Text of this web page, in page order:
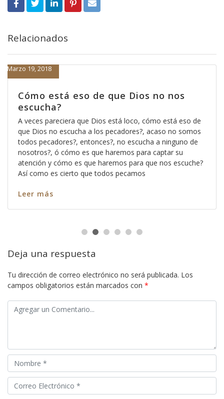
Relacionados
Cómo está eso de que Dios no nos
escucha?
Marzo 19, 2018
A veces pareciera que Dios está loco, cómo está eso de
que Dios no escucha a los pecadores?, acaso no somos
todos pecadores?, entonces?, no escucha a ninguno de
nosotros?, ó cómo es que haremos para captar su
atención y cómo es que haremos para que nos escuche?
Así como es cierto que todos pecamos
Leer más
Deja una respuesta
Tu dirección de correo electrónico no será publicada. Los
campos obligatorios están marcados con *